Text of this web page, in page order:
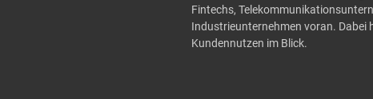
Fintechs,
Industrieunternehmen voran. Dabei
Kundennutzen im Blick.